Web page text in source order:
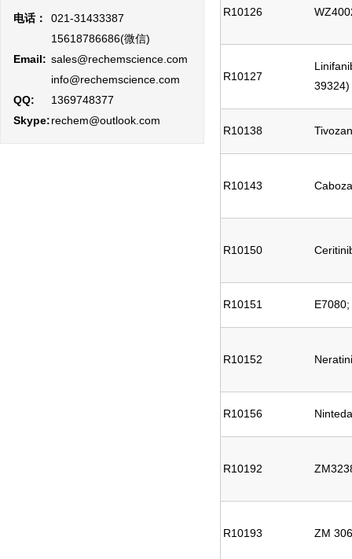
电话：
021-31433387
15618786686(微信)
Email: sales@rechemscience.com
info@rechemscience.com
QQ:
1369748377
Skype:rechem@outlook.com
R10126
R10127
39324)
R10138
R10143
R10150
R10151
R10152
R10156
R10192
R10193 ZM